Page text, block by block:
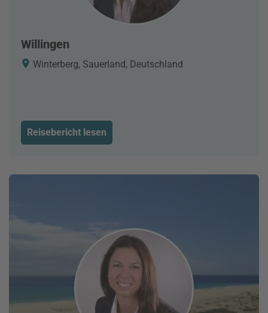
Willingen
Winterberg, Sauerland, Deutschland
Reisebericht lesen